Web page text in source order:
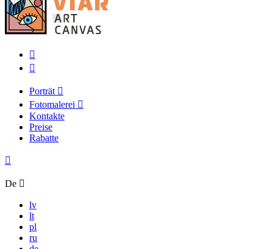
Porträt
Fotomalerei
Kontakte
Preise
Rabatte
De
lv
lt
pl
ru